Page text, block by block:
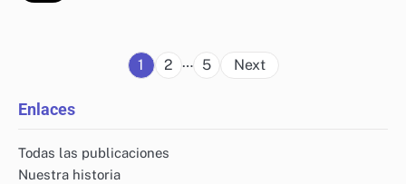
Posts
1 2 … 5 Next
Enlaces
Todas las publicaciones
Nuestra historia